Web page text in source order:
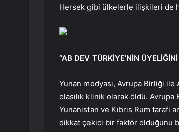
Hersek gibi ülkelerle ilişkileri de
“AB DEV TÜRKİYE’NİN
Yunan medyası, Avrupa Birliği ile
olasılık klinik olarak öldü. Avrupa
Yunanistan ve Kıbrıs Rum tarafı
dikkat çekici bir faktör olduğunu